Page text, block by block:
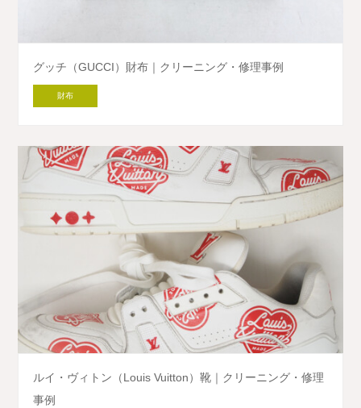
グッチ（GUCCI）財布｜クリーニング・修理事例
財布
ルイ・ヴィトン（Louis Vuitton）靴｜クリーニング・修理
事例